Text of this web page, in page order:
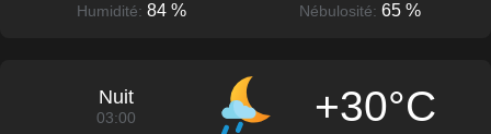
Humidité: 84 % Nébulosité: 65 %
Nuit
03:00 +30°C